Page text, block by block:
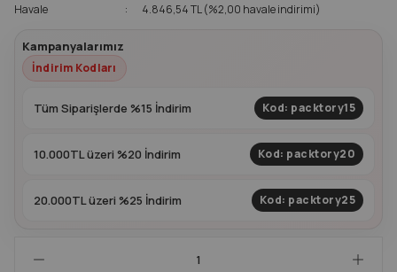
Havale 4.846,54 TL (%2,00 havale indirimi)
Kampanyalarımız
İndirim Kodları
Tüm Siparişlerde %15 İndirim Kod: packtory15
10.000TL üzeri %20 İndirim Kod: packtory20
20.000TL üzeri %25 İndirim Kod: packtory25